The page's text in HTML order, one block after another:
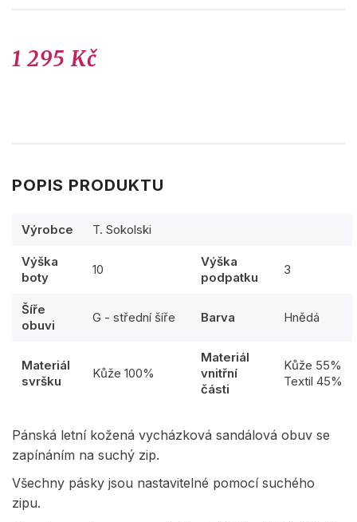
1 295 Kč
POPIS PRODUKTU
Výrobce T. Sokolski
Výška
boty
10
Výška
podpatku
3
Šíře
obuvi
G - střední šíře Barva Hnědá
Materiál
svršku
Kůže 100%
Materiál
vnitřní
části
Kůže 55%
Textil 45%
Pánská letní kožená vycházková sandálová obuv se
zapínáním na suchý zip.
Všechny pásky jsou nastavitelné pomocí suchého
zipu.